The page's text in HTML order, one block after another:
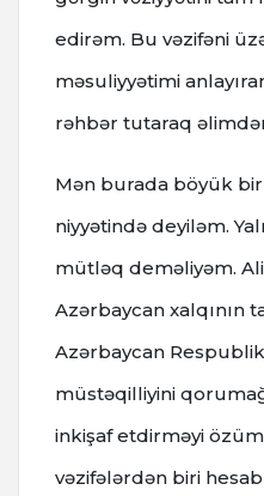
edirəm. Bu vəzifəni
məsuliyyətimi
rəhbər tutaraq
Mən burada böyük
niyyətində deyiləm.
mütləq deməliyəm.
Azərbaycan xalqının
Azərbaycan
müstəqilliyini
inkişaf etdirməyi
vəzifələrdən biri